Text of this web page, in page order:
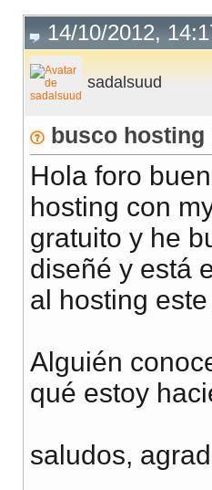
14/10/2012,
sadalsuud
busco hosting
Hola foro
hosting con
gratuito y he
diseñé y está
al hosting
Alguién
qué estoy
saludos,